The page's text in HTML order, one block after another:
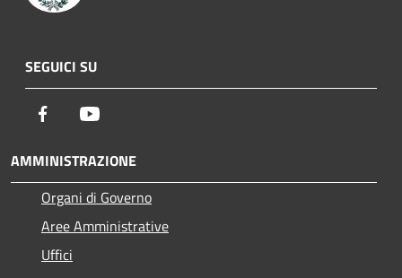
SEGUICI SU
Facebook
AMMINISTRAZIONE
Organi di Governo
Aree Amministrative
Uffici